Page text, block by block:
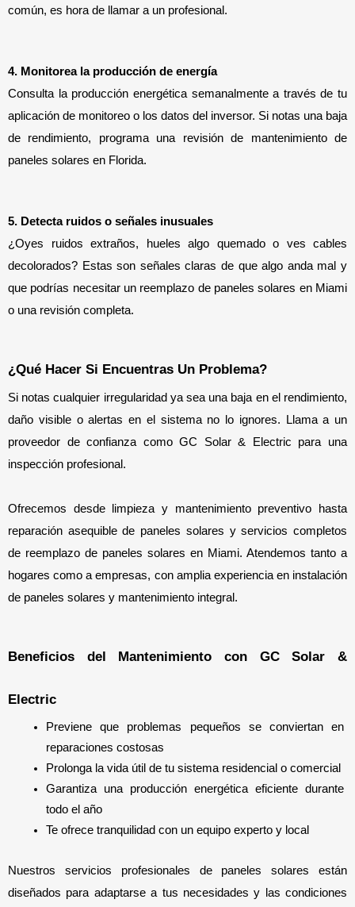
común, es hora de llamar a un profesional.
4. Monitorea la producción de energía
Consulta la producción energética semanalmente a través de tu
aplicación de monitoreo o los datos del inversor. Si notas una baja
de rendimiento, programa una revisión de mantenimiento de
paneles solares en Florida.
5. Detecta ruidos o señales inusuales
¿Oyes ruidos extraños, hueles algo quemado o ves cables
decolorados? Estas son señales claras de que algo anda mal y
que podrías necesitar un reemplazo de paneles solares en Miami
o una revisión completa.
¿Qué Hacer Si Encuentras Un Problema?
Si notas cualquier irregularidad ya sea una baja en el rendimiento,
daño visible o alertas en el sistema no lo ignores. Llama a un
proveedor de confianza como GC Solar & Electric para una
inspección profesional.
Ofrecemos desde limpieza y mantenimiento preventivo hasta
reparación asequible de paneles solares y servicios completos
de reemplazo de paneles solares en Miami. Atendemos tanto a
hogares como a empresas, con amplia experiencia en instalación
de paneles solares y mantenimiento integral.
Beneficios del Mantenimiento con GC Solar &
Electric
Previene que problemas pequeños se conviertan en
reparaciones costosas
Prolonga la vida útil de tu sistema residencial o comercial
Garantiza una producción energética eficiente durante
todo el año
Te ofrece tranquilidad con un equipo experto y local
Nuestros servicios profesionales de paneles solares están
diseñados para adaptarse a tus necesidades y las condiciones